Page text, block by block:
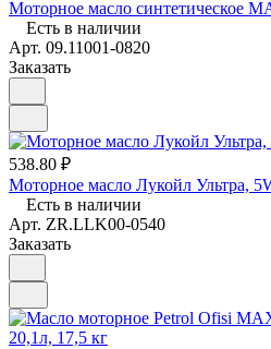
Моторное масло синтетическое
Есть в наличии
Арт. 09.11001-0820
Заказать
538.80 ₽
Моторное масло Лукойл Ультра,
Есть в наличии
Арт. ZR.LLK00-0540
Заказать